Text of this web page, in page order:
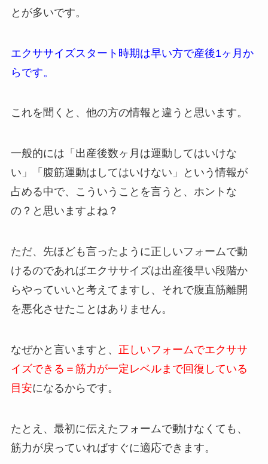
とが多いです。
エクササイズスタート時期は早い方で産後1ヶ月か
らです。
これを聞くと、他の方の情報と違うと思います。
一般的には「出産後数ヶ月は運動してはいけな
い」「腹筋運動はしてはいけない」という情報が
占める中で、こういうことを言うと、ホントな
の？と思いますよね？
ただ、先ほども言ったように正しいフォームで動
けるのであればエクササイズは出産後早い段階か
らやっていいと考えてますし、それで腹直筋離開
を悪化させたことはありません。
なぜかと言いますと、 正しいフォームでエクササ
イズできる＝筋力が一定レベルまで回復している
目安になるからです。
たとえ、最初に伝えたフォームで動けなくても、
筋力が戻っていればすぐに適応できます。